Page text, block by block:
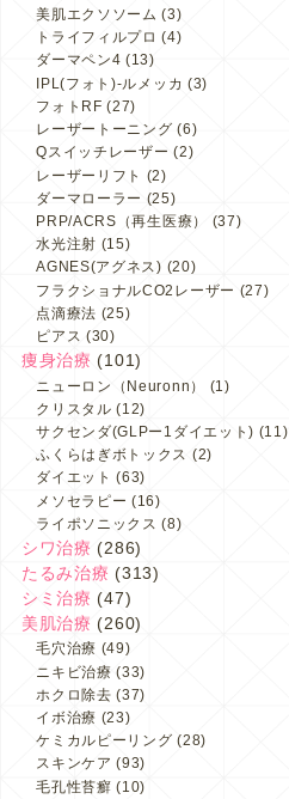
美肌エクソソーム (3)
トライフィルプロ (4)
ダーマペン4 (13)
IPL(フォト)-ルメッカ (3)
フォトRF (27)
レーザートーニング (6)
Qスイッチレーザー (2)
レーザーリフト (2)
ダーマローラー (25)
PRP/ACRS（再生医療）
(37)
水光注射 (15)
AGNES(アグネス) (20)
フラクショナルCO2レーザー (27)
点滴療法 (25)
ピアス (30)
痩身治療 (101)
ニューロン（Neuronn）
(1)
クリスタル (12)
サクセンダ(GLPー1ダイエット) (11)
ふくらはぎボトックス (2)
ダイエット (63)
メソセラピー (16)
ライポソニックス (8)
シワ治療 (286)
たるみ治療 (313)
シミ治療 (47)
美肌治療 (260)
毛穴治療 (49)
ニキビ治療 (33)
ホクロ除去 (37)
イボ治療 (23)
ケミカルピーリング (28)
スキンケア (93)
毛孔性苔癬 (10)